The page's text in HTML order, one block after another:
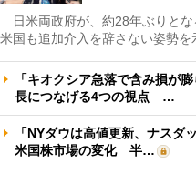
日米両政府が、約28年ぶりとな
米国も追加介入を辞さない姿勢を
「キオクシア急落で含み損が
長につなげる4つの視点 …
「NYダウは高値更新、ナスダ
米国株市場の変化 半…